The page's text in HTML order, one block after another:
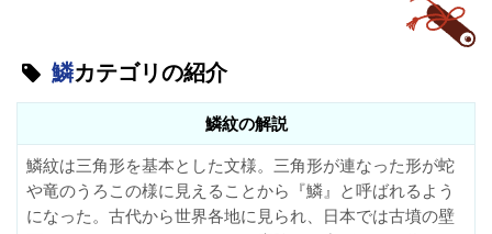
鱗カテゴリの紹介
鱗紋の解説
鱗紋は三角形を基本とした文様。三角形が連なった形が蛇
や竜のうろこの様に見えることから『鱗』と呼ばれるよう
になった。古代から世界各地に見られ、日本では古墳の壁